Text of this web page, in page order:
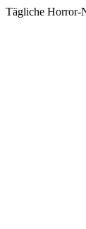
Tägliche Horror-